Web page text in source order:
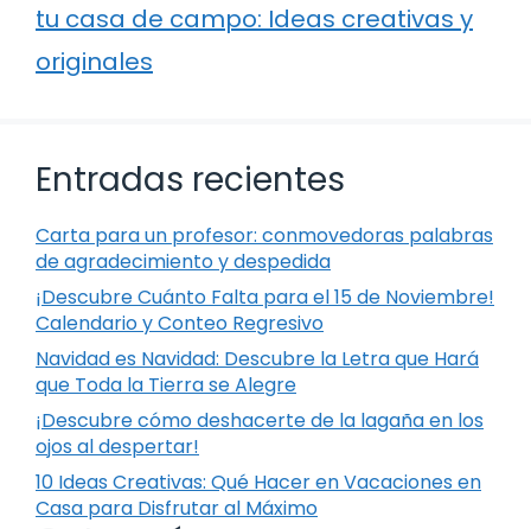
tu casa de campo: Ideas creativas y
originales
Entradas recientes
Carta para un profesor: conmovedoras palabras
de agradecimiento y despedida
¡Descubre Cuánto Falta para el 15 de Noviembre!
Calendario y Conteo Regresivo
Navidad es Navidad: Descubre la Letra que Hará
que Toda la Tierra se Alegre
¡Descubre cómo deshacerte de la lagaña en los
ojos al despertar!
10 Ideas Creativas: Qué Hacer en Vacaciones en
Casa para Disfrutar al Máximo